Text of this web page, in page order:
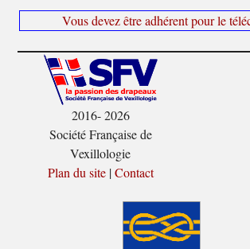
Vous devez être adhérent pour le
2016- 2026
Société Française de
Vexillologie
Plan du site|Contact